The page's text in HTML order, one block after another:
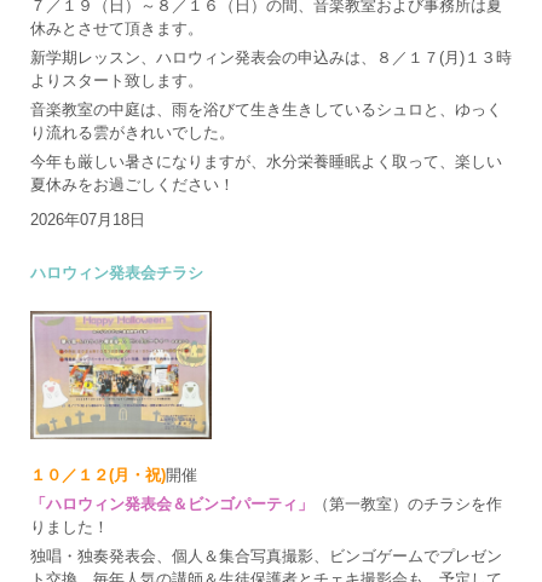
７／１９（日）～８／１６（日）の間、音楽教室および事務所は夏
休みとさせて頂きます。
新学期レッスン、ハロウィン発表会の申込みは、８／１７(月)１３時
よりスタート致します。
音楽教室の中庭は、雨を浴びて生き生きしているシュロと、ゆっく
り流れる雲がきれいでした。
今年も厳しい暑さになりますが、水分栄養睡眠よく取って、楽しい
夏休みをお過ごしください！
2026年07月18日
ハロウィン発表会チラシ
１０／１２(月・祝)開催
「ハロウィン発表会＆ビンゴパーティ」
（第一教室）のチラシを作
りました！
独唱・独奏発表会、個人＆集合写真撮影、ビンゴゲームでプレゼン